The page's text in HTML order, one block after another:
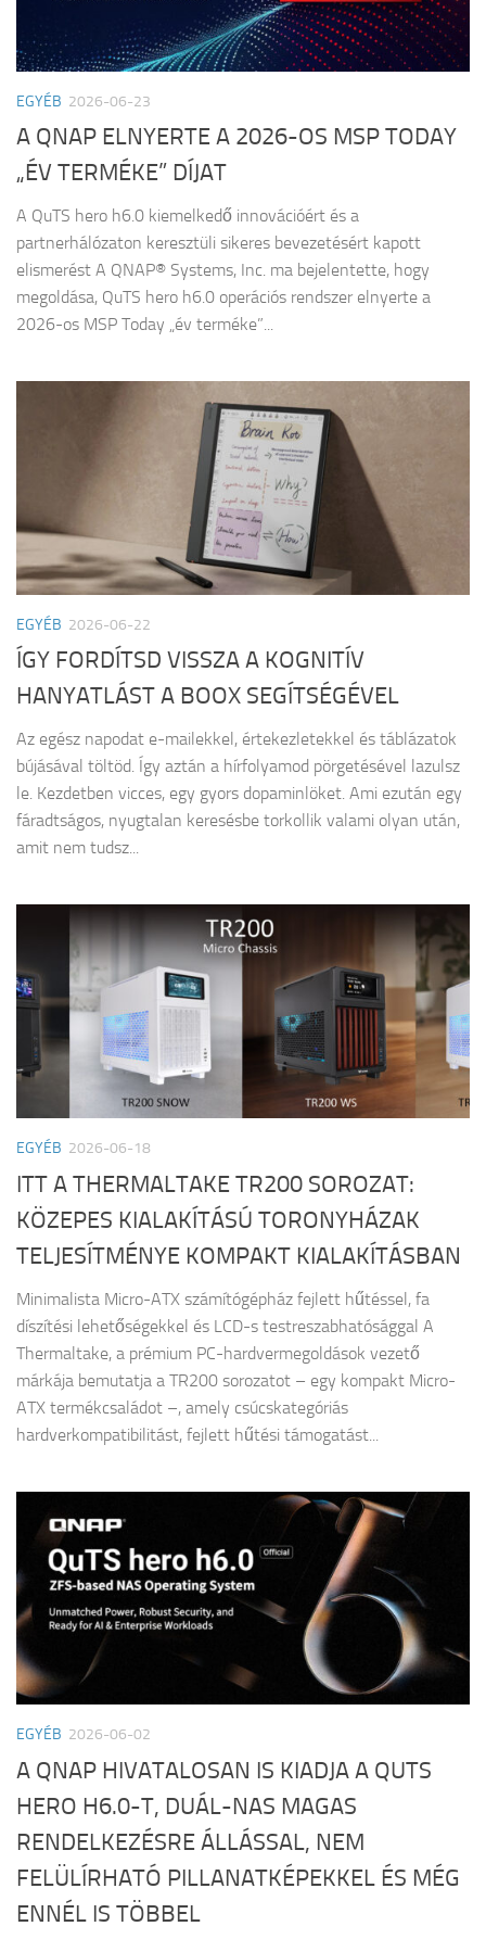
EGYÉB 2026-06-23
A QNAP ELNYERTE A 2026-OS MSP TODAY
„ÉV TERMÉKE” DÍJAT
A QuTS hero h6.0 kiemelkedő innovációért és a
partnerhálózaton keresztüli sikeres bevezetésért kapott
elismerést A QNAP® Systems, Inc. ma bejelentette, hogy
megoldása, QuTS hero h6.0 operációs rendszer elnyerte a
2026-os MSP Today „év terméke”...
EGYÉB 2026-06-22
ÍGY FORDÍTSD VISSZA A KOGNITÍV
HANYATLÁST A BOOX SEGÍTSÉGÉVEL
Az egész napodat e-mailekkel, értekezletekkel és táblázatok
bújásával töltöd. Így aztán a hírfolyamod pörgetésével lazulsz
le. Kezdetben vicces, egy gyors dopaminlöket. Ami ezután egy
fáradtságos, nyugtalan keresésbe torkollik valami olyan után,
amit nem tudsz...
EGYÉB 2026-06-18
ITT A THERMALTAKE TR200 SOROZAT:
KÖZEPES KIALAKÍTÁSÚ TORONYHÁZAK
TELJESÍTMÉNYE KOMPAKT KIALAKÍTÁSBAN
Minimalista Micro-ATX számítógépház fejlett hűtéssel, fa
díszítési lehetőségekkel és LCD-s testreszabhatósággal A
Thermaltake, a prémium PC-hardvermegoldások vezető
márkája bemutatja a TR200 sorozatot – egy kompakt Micro-
ATX termékcsaládot –, amely csúcskategóriás
hardverkompatibilitást, fejlett hűtési támogatást...
EGYÉB 2026-06-02
A QNAP HIVATALOSAN IS KIADJA A QUTS
HERO H6.0-T, DUÁL-NAS MAGAS
RENDELKEZÉSRE ÁLLÁSSAL, NEM
FELÜLÍRHATÓ PILLANATKÉPEKKEL ÉS MÉG
ENNÉL IS TÖBBEL